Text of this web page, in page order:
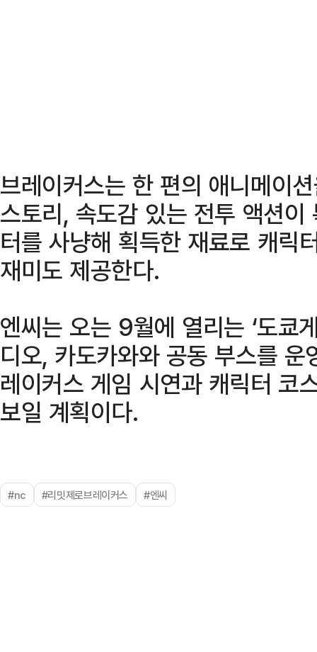
브레이커스는 한 편의 애니메이
스토리, 속도감 있는 전투 액션
터를 사냥해 획득한 재료로 캐릭
재미도 제공한다.
엔씨는 오는 9월에 열리는 ‘도쿄
디오, 카도카와와 공동 부스를
레이커스 게임 시연과 캐릭터 코
보일 계획이다.
#nc #리밋제로브레이커스 #엔씨